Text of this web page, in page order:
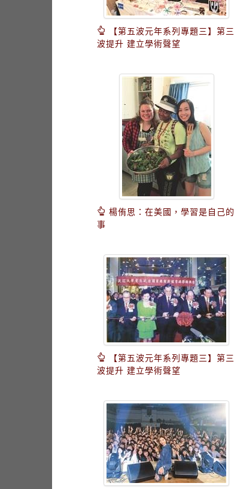
【第五波元年系列專題三】第三
波提升 建立學術聲望
楊侑思：在美國，學習是自己的
事
【第五波元年系列專題三】第三
波提升 建立學術聲望